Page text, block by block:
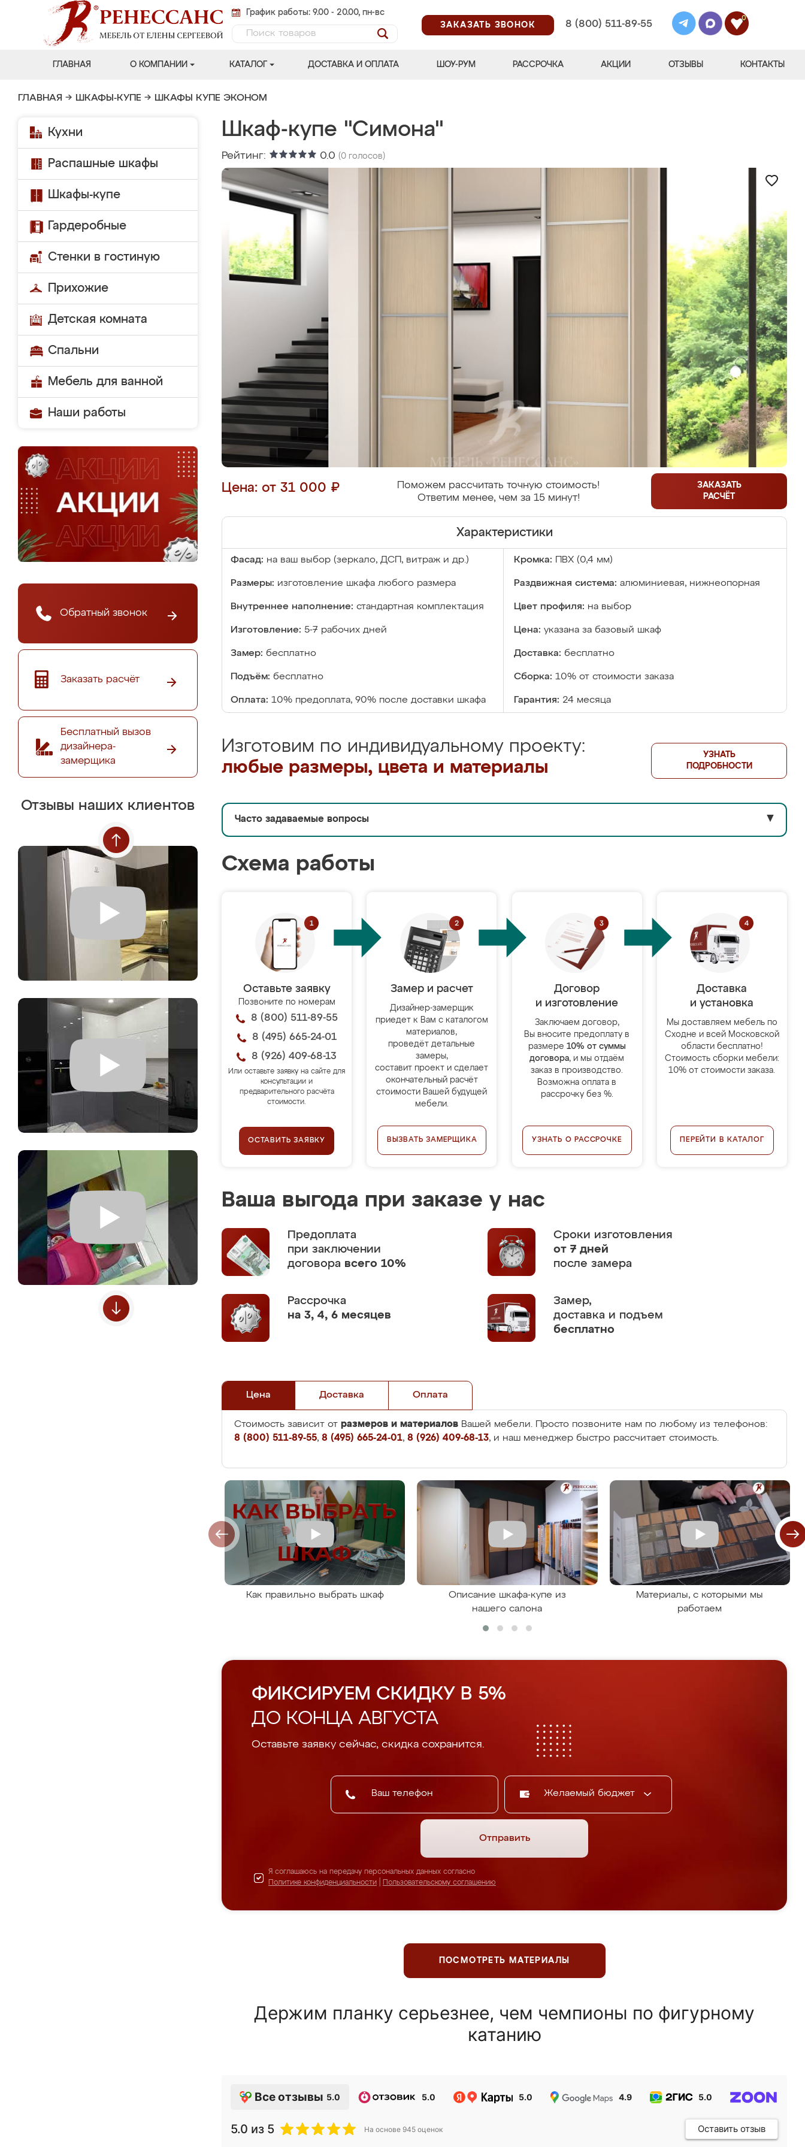
График работы: 9.00 - 20.00, пн-вс
ЗАКАЗАТЬ ЗВОНОК
8 (800) 511-89-55
0
ГЛАВНАЯ О КОМПАНИИ КАТАЛОГ ДОСТАВКА И ОПЛАТА ШОУ-РУМ РАССРОЧКА АКЦИИ ОТЗЫВЫ КОНТАКТЫ
ГЛАВНАЯ → ШКАФЫ-КУПЕ → ШКАФЫ КУПЕ ЭКОНОМ
Кухни
Распашные шкафы
Шкафы-купе
Гардеробные
Стенки в гостиную
Прихожие
Детская комната
Спальни
Мебель для ванной
Наши работы
Обратный звонок
Заказать расчёт
Бесплатный вызов
дизайнера-
замерщика
Отзывы наших клиентов
Шкаф-купе "Симона"
Рейтинг: 0.0 (0 голосов)
Цена: от 31 000 ₽
Поможем рассчитать точную стоимость!
Ответим менее, чем за 15 минут!
ЗАКАЗАТЬ
РАСЧЁТ
Характеристики
Фасад: на ваш выбор (зеркало, ДСП, витраж и др.) Кромка: ПВХ (0,4 мм)
Размеры: изготовление шкафа любого размера Раздвижная система: алюминиевая, нижнеопорная
Внутреннее наполнение: стандартная комплектация Цвет профиля: на выбор
Изготовление: 5-7 рабочих дней Цена: указана за базовый шкаф
Замер: бесплатно Доставка: бесплатно
Подъём: бесплатно Сборка: 10% от стоимости заказа
Оплата: 10% предоплата, 90% после доставки шкафа Гарантия: 24 месяца
Изготовим по индивидуальному проекту:
любые размеры, цвета и материалы
УЗНАТЬ
ПОДРОБНОСТИ
Часто задаваемые вопросы ▼
Схема работы
Оставьте заявку
Позвоните по номерам
8 (800) 511-89-55
8 (495) 665-24-01
8 (926) 409-68-13
Или оставьте заявку на сайте для
консультации и
предварительного расчёта
стоимости.
ОСТАВИТЬ ЗАЯВКУ
Замер и расчет
Дизайнер-замерщик
приедет к Вам с каталогом
материалов,
проведёт детальные
замеры,
составит проект и сделает
окончательный расчёт
стоимости Вашей будущей
мебели.
ВЫЗВАТЬ ЗАМЕРЩИКА
Договор
и изготовление
Заключаем договор,
Вы вносите предоплату в
размере 10% от суммы
договора, и мы отдаём
заказ в производство.
Возможна оплата в
рассрочку без %.
УЗНАТЬ О РАССРОЧКЕ
Доставка
и установка
Мы доставляем мебель по
Сходне и всей Московской
области бесплатно!
Стоимость сборки мебели:
10% от стоимости заказа.
ПЕРЕЙТИ В КАТАЛОГ
Ваша выгода при заказе у нас
Предоплата
при заключении
договора всего 10%
Сроки изготовления
от 7 дней
после замера
Рассрочка
на 3, 4, 6 месяцев
Замер,
доставка и подъем
бесплатно
Цена Доставка Оплата
Стоимость зависит от размеров и материалов Вашей мебели. Просто позвоните нам по любому из телефонов:
8 (800) 511-89-55, 8 (495) 665-24-01, 8 (926) 409-68-13, и наш менеджер быстро рассчитает стоимость.
Как правильно выбрать шкаф
Описание шкафа-купе из
нашего салона
Материалы, с которыми мы
работаем
ФИКСИРУЕМ СКИДКУ В 5%
ДО КОНЦА АВГУСТА
Оставьте заявку сейчас, скидка сохранится.
Желаемый бюджет
Отправить
Я соглашаюсь на передачу персональных данных согласно
Политике конфиденциальности
Пользовательскому соглашению
ПОСМОТРЕТЬ МАТЕРИАЛЫ
Держим планку серьезнее, чем чемпионы по фигурному
катанию
Все отзывы 5.0 5.0 5.0 4.9 5.0
5.0 из 5 На основе 945 оценок Оставить отзыв